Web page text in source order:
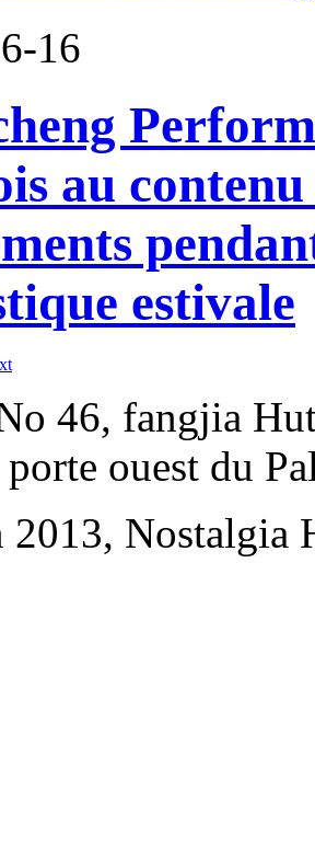
16
au
estivale
46, fangjia
ouest du
2013, Nostalgia